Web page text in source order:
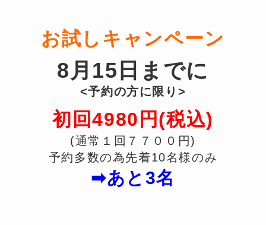
お試しキャンペーン
8月15日までに
<予約の方に限り>
初回4980円(税込)
(通常１回７７００円)
予約多数の為先着10名様のみ
➡あと3名